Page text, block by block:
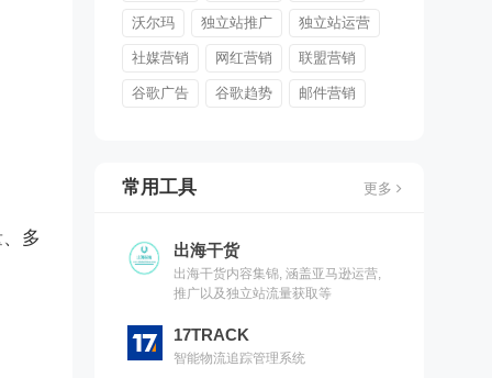
多
沃尔玛 独立站推广 独立站运营
社媒营销 网红营销 联盟营销
谷歌广告 谷歌趋势 邮件营销
常用工具 更多
出海干货
出海干货内容集锦, 涵盖亚马逊运营,
推广以及独立站流量获取等
17TRACK
智能物流追踪管理系统